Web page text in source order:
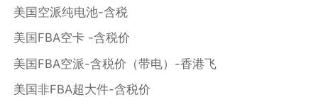
美国空派纯电池-含税
美国FBA空卡 -含税价
美国FBA空派-含税价（带电）-香港飞
美国非FBA超大件-含税价